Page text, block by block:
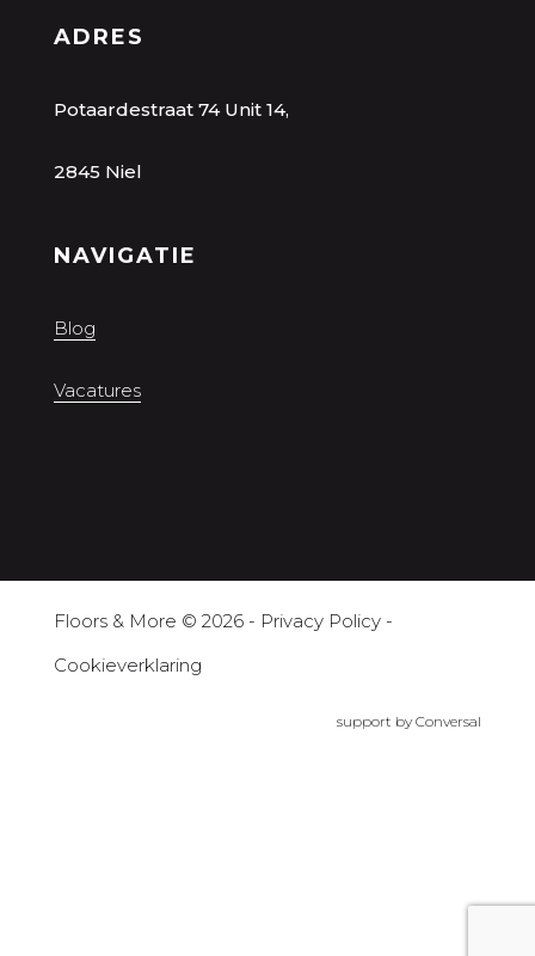
ADRES
Potaardestraat 74 Unit 14,
2845 Niel
NAVIGATIE
Blog
Vacatures
Floors & More © 2026 - Privacy Policy-
Cookieverklaring
support byConversal